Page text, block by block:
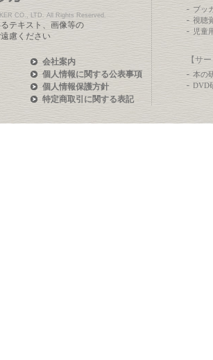
CO., LTD. All Rights Reserved.
テキスト、画像等の
慮ください
会社案内
個人情報に関する公表事項
個人情報保護方針
特定商取引に関する表記
ブッ
視聴
児童
【サ
本の
DVD